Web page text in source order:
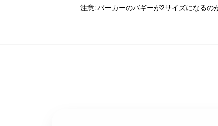
注意: パーカーのバギーが2サイズになるの